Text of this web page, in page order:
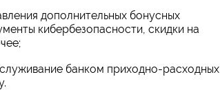
дополнительных бонусных
кибербезопасности, скидки на
банком приходно-расходных